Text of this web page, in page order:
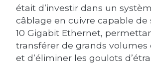
était d’investir dans un
câblage en cuivre capable de
10 Gigabit Ethernet,
transférer de grands volumes
et d’éliminer les goulots